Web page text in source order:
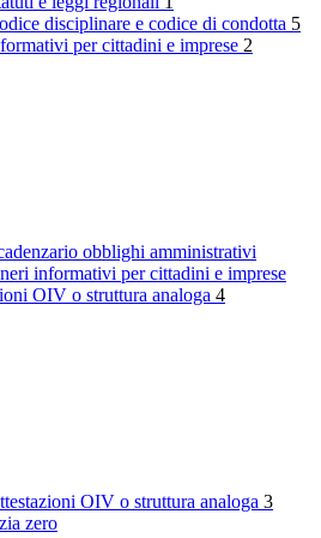
disciplinare e codice di condotta 5
per cittadini e imprese 2
obblighi amministrativi
informativi per cittadini e imprese
OIV o struttura analoga 4
OIV o struttura analoga 3
zero